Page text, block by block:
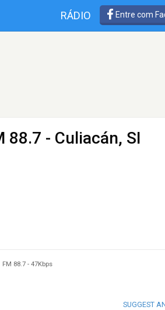
RÁDIO Entre com
88.7 - Culiacán, SI
FM 88.7- 47Kbps
SUGGEST